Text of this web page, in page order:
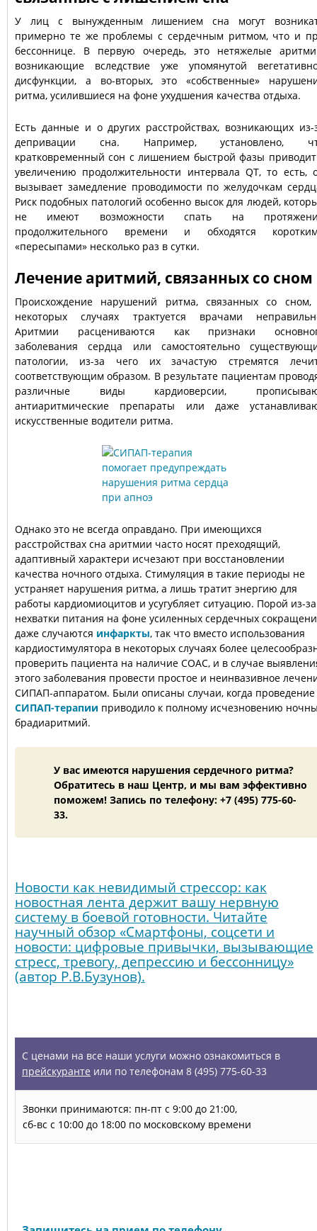
У лиц с вынужденным лишением сна могут
примерно те же проблемы с сердечным ритмом, что и
бессоннице. В первую очередь, это нетяжелые
возникающие вследствие уже упомянутой
дисфункции, а во-вторых, это «собственные»
ритма, усилившиеся на фоне ухудшения качества отдыха.
Есть данные и о других расстройствах, возникающих из-
депривации сна. Например, установлено,
кратковременный сон с лишением быстрой фазы
увеличению продолжительности интервала QT, то есть,
вызывает замедление проводимости по желудочкам
Риск подобных патологий особенно высок для людей,
не имеют возможности спать на
продолжительного времени и обходятся
«пересыпами» несколько раз в сутки.
Лечение аритмий, связанных со сном
Происхождение нарушений ритма, связанных со
некоторых случаях трактуется врачами
Аритмии расцениваются как признаки
заболевания сердца или самостоятельно
патологии, из-за чего их зачастую стремятся
соответствующим образом. В результате пациентам
различные виды кардиоверсии,
антиаритмические препараты или даже
искусственные водители ритма.
Однако это не всегда оправдано. При имеющихся
расстройствах сна аритмии часто носят преходящий,
адаптивный характери исчезают при восстановлении
качества ночного отдыха. Стимуляция в такие периоды не
устраняет нарушения ритма, а лишь тратит энергию для
работы кардиомиоцитов и усугубляет ситуацию. Порой из-за
нехватки питания на фоне усиленных сердечных
даже случаются инфаркты, так что вместо использования
кардиостимулятора в некоторых случаях более
проверить пациента на наличие СОАС, и в случае
этого заболевания провести простое и неинвазивное
СИПАП-аппаратом. Были описаны случаи, когда проведение
СИПАП-терапии приводило к полному исчезновению
брадиаритмий.
У вас имеются нарушения сердечного ритма?
Обратитесь в наш Центр, и мы вам эффективно
поможем! Запись по телефону: +7 (495) 775-60-
33.
Новости как невидимый стрессор: как
новостная лента держит вашу нервную
систему в боевой готовности. Читайте
научный обзор «Смартфоны, соцсети и
новости: цифровые привычки, вызывающие
стресс, тревогу, депрессию и бессонницу»
(автор Р.В.Бузунов).
С ценами на все наши услуги можно ознакомиться в
прейскуранте или по телефонам 8 (495) 775-60-33
Звонки принимаются: пн-пт с 9:00 до 21:00,
сб-вс с 10:00 до 18:00 по московскому времени